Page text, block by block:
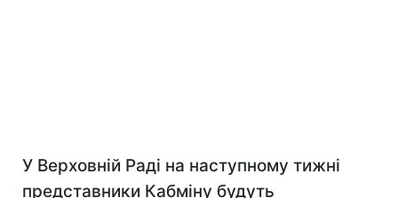
У Верховній Раді на наступному тижні
представники Кабміну будуть